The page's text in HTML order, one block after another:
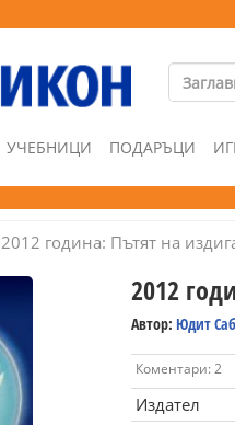
УЧЕБНИЦИ ПОДАРЪЦИ
2012 година: Пътят на
2012
Автор: Юдит
Коментари: 2
Издател